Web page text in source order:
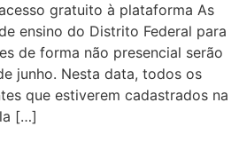
gratuito à plataforma As
ensino do Distrito Federal para
de forma não presencial serão
junho. Nesta data, todos os
que estiverem cadastrados na
[…]